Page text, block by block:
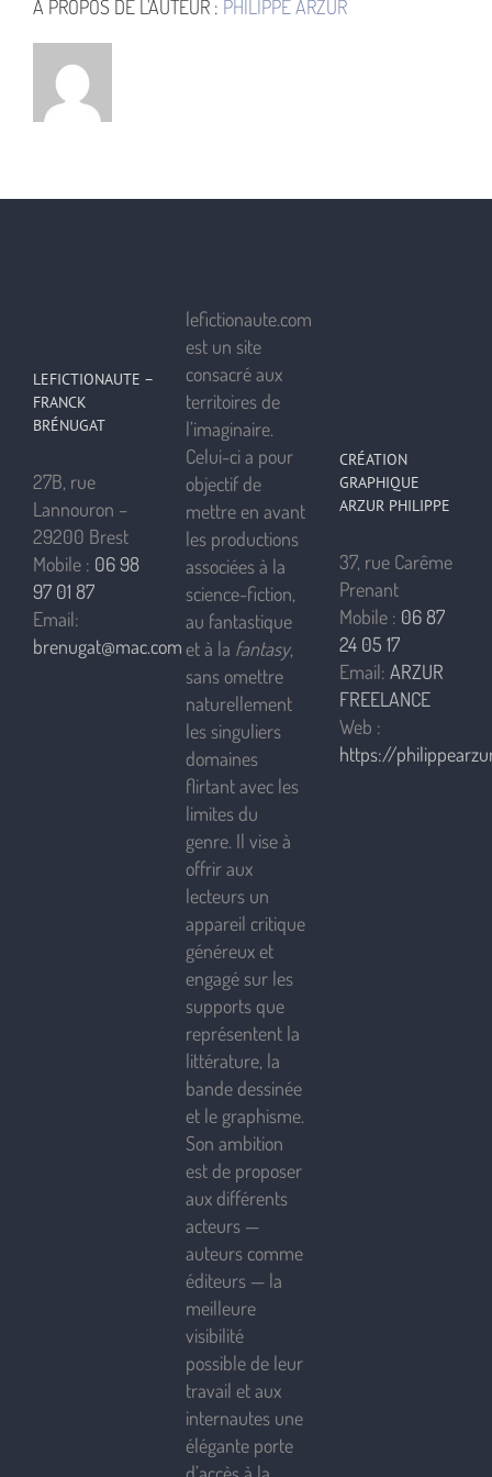
À PROPOS DE L'AUTEUR : PHILIPPE ARZUR
LEFICTIONAUTE –
FRANCK
BRÉNUGAT
27B, rue
Lannouron –
29200 Brest
Mobile : 06 98
97 01 87
Email:
brenugat@mac.com
lefictionaute.com
est un site
consacré aux
territoires de
l’imaginaire.
Celui-ci a pour
objectif de
mettre en avant
les productions
associées à la
science-fiction,
au fantastique
et à la fantasy,
sans omettre
naturellement
les singuliers
domaines
flirtant avec les
limites du
genre. Il vise à
offrir aux
lecteurs un
appareil critique
généreux et
engagé sur les
supports que
représentent la
littérature, la
bande dessinée
et le graphisme.
Son ambition
est de proposer
aux différents
acteurs —
auteurs comme
éditeurs — la
meilleure
visibilité
possible de leur
travail et aux
internautes une
élégante porte
CRÉATION
GRAPHIQUE
ARZUR PHILIPPE
37, rue Carême
Prenant
Mobile : 06 87
24 05 17
Email: ARZUR
FREELANCE
Web :
https://